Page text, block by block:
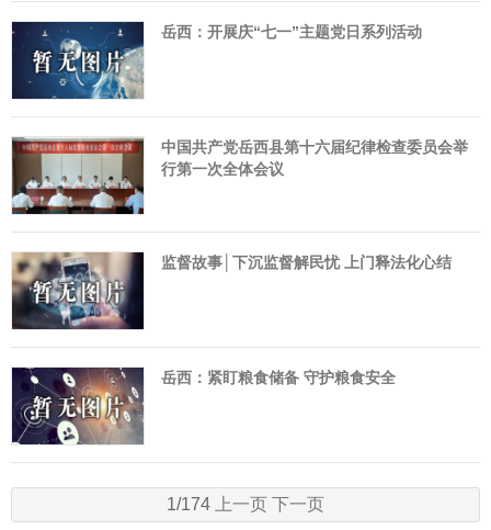
岳西：开展庆“七一”主题党日系列活动
中国共产党岳西县第十六届纪律检查委员会举
行第一次全体会议
监督故事│下沉监督解民忧 上门释法化心结
岳西：紧盯粮食储备 守护粮食安全
1/174 上一页 下一页